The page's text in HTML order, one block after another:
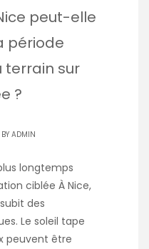
peut-elle
période
terrain sur
?
ADMIN
longtemps
ciblée À Nice,
des
Le soleil tape
peuvent être